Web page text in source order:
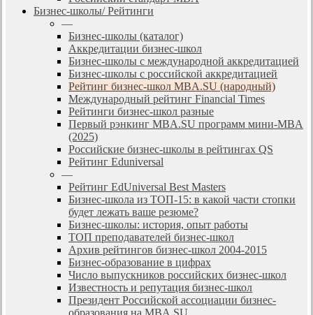
Бизнес-школы/ Рейтинги
—
Бизнес-школы (каталог)
Аккредитации бизнес-школ
Бизнес-школы с международной аккредитацией
Бизнес-школы с российской аккредитацией
Рейтинг бизнес-школ MBA.SU (народный)
Международный рейтинг Financial Times
Рейтинги бизнес-школ разные
Первый рэнкинг MBA.SU программ мини-MBA
(2025)
Российские бизнес-школы в рейтингах QS
Рейтинг Eduniversal
—
Рейтинг EdUniversal Best Masters
Бизнес-школа из ТОП-15: в какой части стопки
будет лежать ваше резюме?
Бизнес-школы: история, опыт работы
ТОП преподавателей бизнес-школ
Архив рейтингов бизнес-школ 2004-2015
Бизнес-образование в цифрах
Число выпускников российских бизнес-школ
Известность и репутация бизнес-школ
Президент Российской ассоциации бизнес-